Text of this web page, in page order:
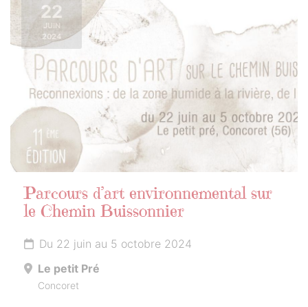
22
JUIN
2024
Parcours d’art environnemental sur
le Chemin Buissonnier
Du 22 juin au 5 octobre 2024
Le petit Pré
Concoret